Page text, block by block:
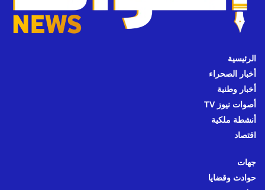
الرئيسية
أخبار الصحراء
أخبار وطنية
أصوات نيوز TV
أنشطة ملكية
اقتصاد
جهات
حوادث وقضايا